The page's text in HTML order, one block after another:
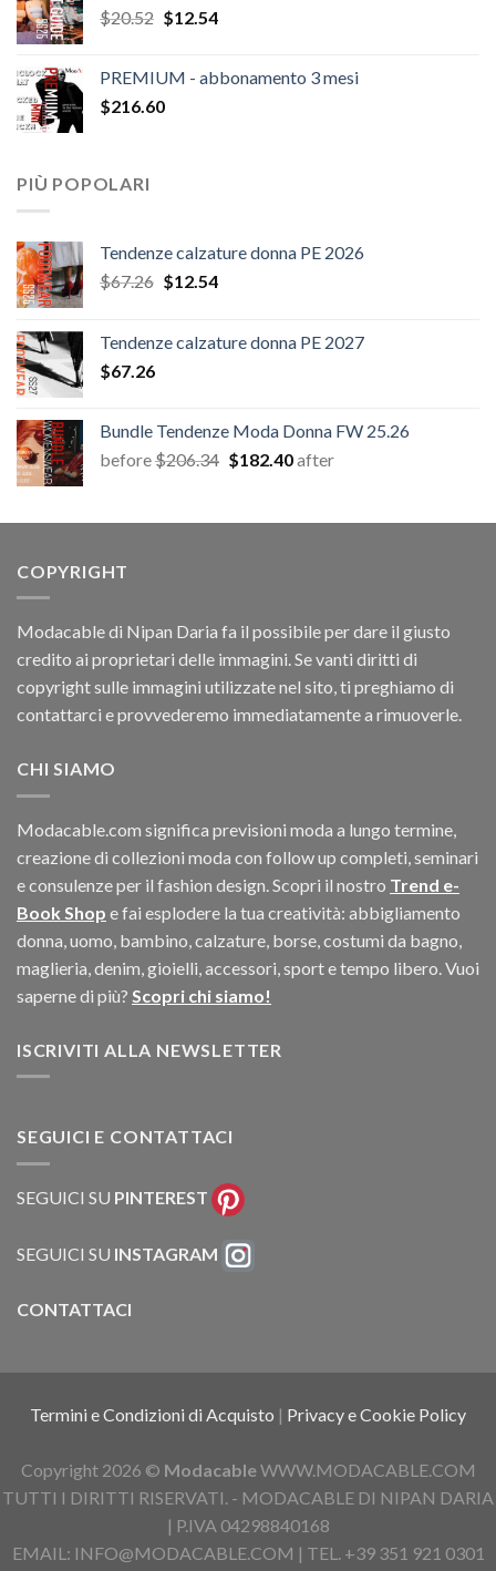
$20.52 Il
era:
$20.52.
$12.54Il
è:
PREMIUM - abbonamento 3 mesi
$216.60
PIÙ POPOLARI
Tendenze calzature donna PE 2026
$67.26 Il
era:
$12.54Il
è:
Tendenze calzature donna PE 2027
$67.26
Bundle Tendenze Moda Donna FW 25.26
before$206.34 Il
era:
$182.40Il
è:
after
COPYRIGHT
Modacable di Nipan Daria fa il possibile per dare il giusto
credito ai proprietari delle immagini. Se vanti diritti di
copyright sulle immagini utilizzate nel sito, ti preghiamo di
contattarci e provvederemo immediatamente a rimuoverle.
CHI SIAMO
Modacable.com significa previsioni moda a lungo termine,
creazione di collezioni moda con follow up completi, seminari
e consulenze per il fashion design. Scopri il nostro Trend e-
Book Shop e fai esplodere la tua creatività: abbigliamento
donna, uomo, bambino, calzature, borse, costumi da bagno,
maglieria, denim, gioielli, accessori, sport e tempo libero. Vuoi
saperne di più? Scopri chi siamo!
ISCRIVITI ALLA NEWSLETTER
SEGUICI E CONTATTACI
SEGUICI SU PINTEREST
SEGUICI SU INSTAGRAM
CONTATTACI
Termini e Condizioni di Acquisto | Privacy e Cookie Policy
Copyright 2026 © ModacableWWW.MODACABLE.COM
TUTTI I DIRITTI RISERVATI. - MODACABLE DI NIPAN DARIA
| P.IVA 04298840168
EMAIL: INFO@MODACABLE.COM | TEL. +39 351 921 0301